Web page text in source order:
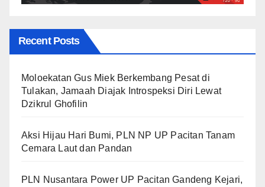
Recent Posts
Moloekatan Gus Miek Berkembang Pesat di
Tulakan, Jamaah Diajak Introspeksi Diri Lewat
Dzikrul Ghofilin
Aksi Hijau Hari Bumi, PLN NP UP Pacitan Tanam
Cemara Laut dan Pandan
PLN Nusantara Power UP Pacitan Gandeng Kejari,